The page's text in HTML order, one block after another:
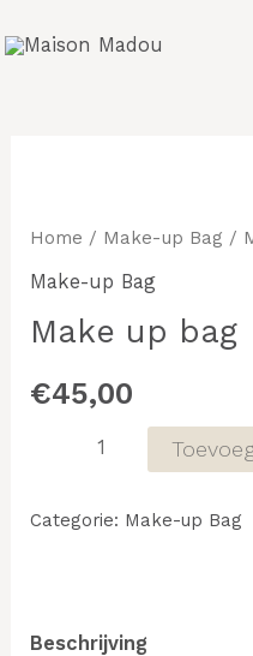
naar
Home / Make-up Bag /
Make-up Bag
Make up bag
€45,00
bag
aantal
Categorie: Make-up Bag
Beschrijving